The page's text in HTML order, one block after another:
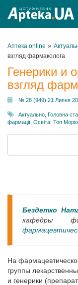
Аптека online »
взгляд фармаколога
Генерики и
взгляд
№ 28 (949) 21 Липня
Актуально Головна
фармації Освіта Топ
Бездетко
кафедры
На
группы
и генерики